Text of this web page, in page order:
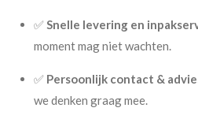
✅Snelle levering en
moment mag niet wachten.
✅ Persoonlijk contact &
we denken graag mee.